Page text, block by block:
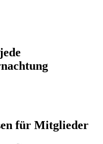
für Mitglieder